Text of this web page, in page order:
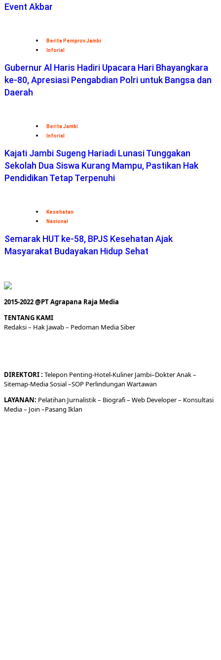
Event Akbar
Berita Pemprov Jambi
Inforial
Gubernur Al Haris Hadiri Upacara Hari Bhayangkara
ke-80, Apresiasi Pengabdian Polri untuk Bangsa dan
Daerah
Berita Jambi
Inforial
Kajati Jambi Sugeng Hariadi Lunasi Tunggakan
Sekolah Dua Siswa Kurang Mampu, Pastikan Hak
Pendidikan Tetap Terpenuhi
Kesehatan
Nasional
Semarak HUT ke-58, BPJS Kesehatan Ajak
Masyarakat Budayakan Hidup Sehat
2015-2022 @PT Agrapana Raja Media
TENTANG KAMI
Redaksi– Hak Jawab – Pedoman Media Siber
DIREKTORI: Telepon Penting-Hotel-KulinerJambi–DokterAnak –
Sitemap-Media Sosial –SOP Perlindungan Wartawan
LAYANAN: Pelatihan Jurnalistik – Biografi– Web Developer– Konsultasi
Media– Join –Pasang Iklan